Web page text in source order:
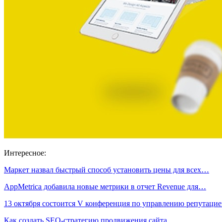
Интересное:
Маркет назвал быстрый способ установить цены для всех…
AppMetrica добавила новые метрики в отчет Revenue для…
13 октября состоится V конференция по управлению
Как создать SEO-стратегию продвижения сайта